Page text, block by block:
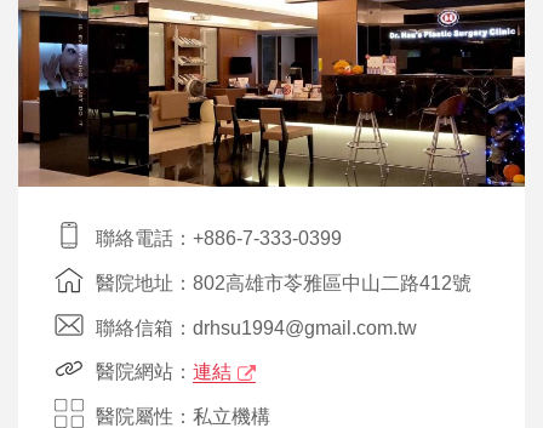
聯絡電話：+886-7-333-0399
醫院地址：802高雄市苓雅區中山二路412號
聯絡信箱：drhsu1994@gmail.com.tw
醫院網站： 連結
醫院屬性：私立機構